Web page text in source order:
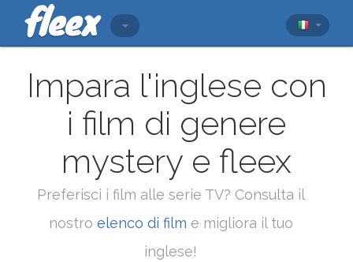
Impara l'inglese con
i film di genere
mystery e fleex
Preferisci i film alle serie TV? Consulta il
nostro elenco di film e migliora il tuo
inglese!